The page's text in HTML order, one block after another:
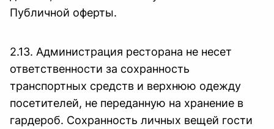
Публичной оферты.
2.13. Администрация ресторана не несет
ответственности за сохранность
транспортных средств и верхнюю одежду
посетителей, не переданную на хранение в
гардероб. Сохранность личных вещей гости